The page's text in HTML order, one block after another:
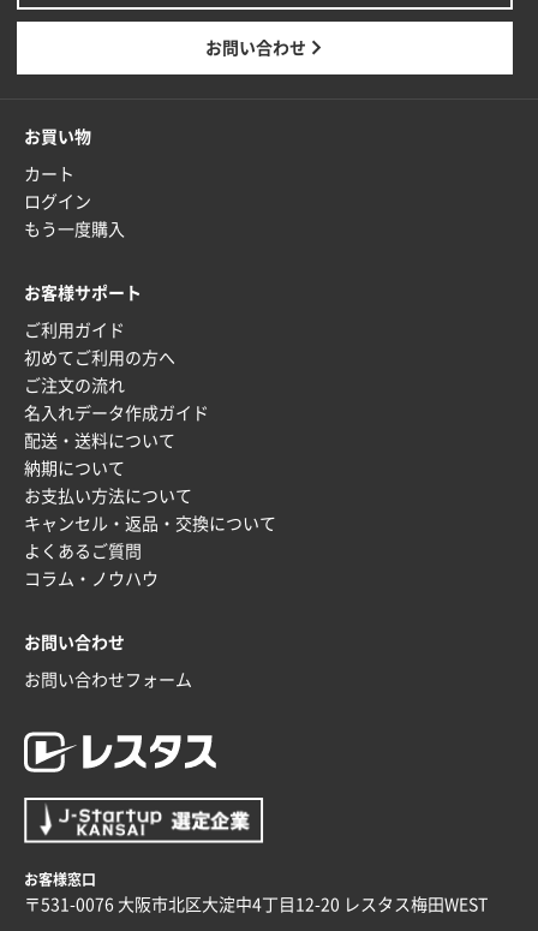
青森県K社様
ワンポイントポリ袋 A4サイズ 1000枚
2025年12月22日 03:31
神奈川県S社様
ワンポイント箔押し紙袋 M横サイズ(A4対応)
枚
2025年12月16日 10:39
短納期対応が素晴らしい
富山県O社様
uni ジェットストリーム 07
2025年12月09日 14:04
安い、早い
埼玉県G社様
ラミネート紙袋 規格L4サイズ(B4対応)
値段が安かった。
兵庫県のお客様
スタンダードメモ100P
ロゴが入れられること
お問い合わせ
お買い物
カート
ログイン
もう一度購入
お客様サポート
ご利用ガイド
初めてご利用の方へ
ご注文の流れ
名入れデータ作成ガイド
配送・送料について
納期について
お支払い方法について
キャンセル・返品・交換について
よくあるご質問
コラム・ノウハウ
お問い合わせ
お問い合わせフォーム
お客様窓口
〒531-0076 大阪市北区大淀中4丁目12-20 レスタス梅田WEST